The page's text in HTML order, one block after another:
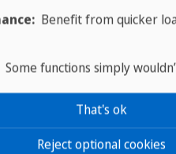
Benefit from quicker
functions simply
Reject optional cookies
That's ok